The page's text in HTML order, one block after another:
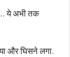
… ये अभी तक
और घिसने लगा.